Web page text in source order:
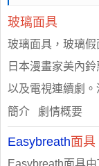
玻璃面具
玻璃面具，玻璃
日本漫畫家美內
以及電視連續劇
簡介 劇情概要
Easybreath面具
Easybreath面具